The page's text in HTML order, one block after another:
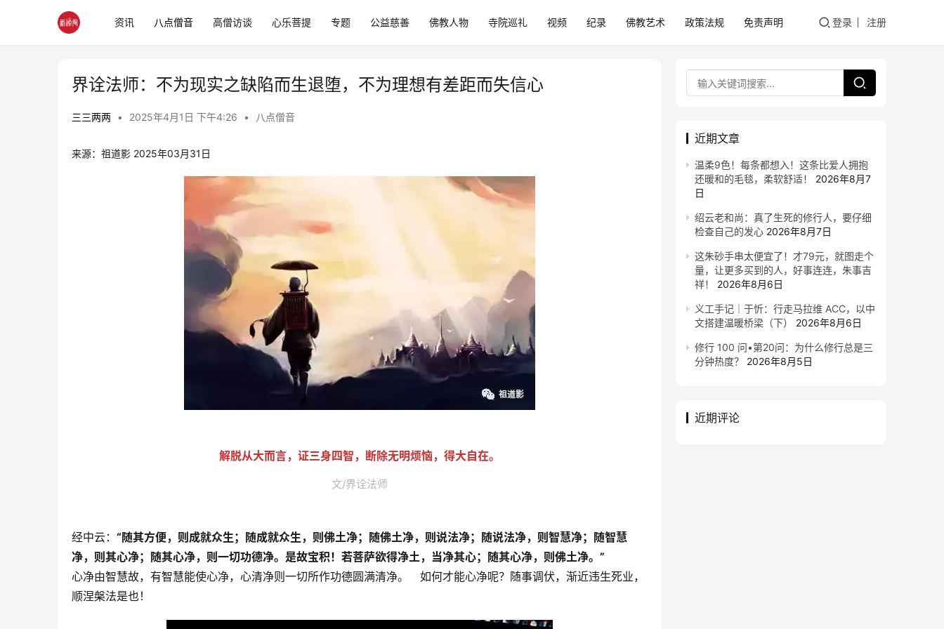
资讯 八点僧音 高僧访谈 心乐菩提 专题 公益慈善 佛教人物 寺院巡礼 视频 纪录 佛教艺术 政策法规 免责声明 登录 注册
界诠法师：不为现实之缺陷而生退堕，不为理想有差距而失信心
三三两两 • 2025年4月1日 下午4:26 • 八点僧音
来源：祖道影 2025年03月31日
解脱从大而言，证三身四智，断除无明烦恼，得大自在。
文/界诠法师
经中云： “随其方便，则成就众生；随成就众生，则佛土净；随佛土净，则说法净；随说法净，则智慧净；随智慧
净，则其心净；随其心净，则一切功德净。是故宝积！若菩萨欲得净土，当净其心；随其心净，则佛土净。”
心净由智慧故，有智慧能使心净，心清净则一切所作功德圆满清净。　如何才能心净呢？随事调伏，渐近违生死业，
顺涅槃法是也！
近期文章
温柔9色！每条都想入！这条比爱人拥抱
还暖和的毛毯，柔软舒适！
2026年8月7
日
绍云老和尚：真了生死的修行人，要仔细
检查自己的发心 2026年8月7日
这朱砂手串太便宜了！才79元，就图走个
量，让更多买到的人，好事连连，朱事吉
祥！
2026年8月6日
义工手记｜于忻：行走马拉维 ACC，以中
文搭建温暖桥梁（下）
2026年8月6日
修行 100 问•第20问：为什么修行总是三
分钟热度？
2026年8月5日
近期评论